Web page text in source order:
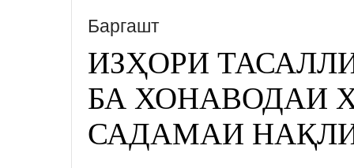
Баргашт
ИЗҲОРИ
БА ХОНАВОДАИ
САДАМАИ